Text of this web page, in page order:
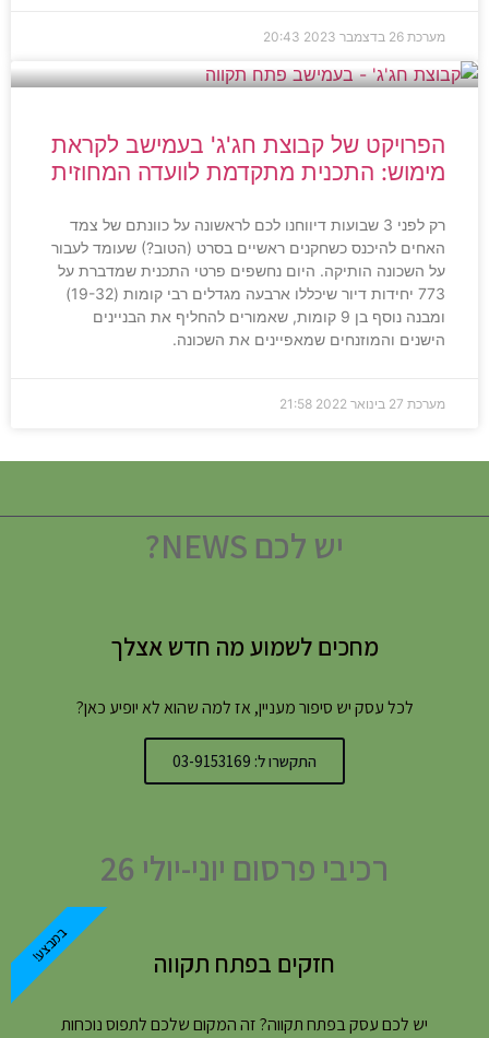
מערכת 26 בדצמבר 2023 20:43
הפרויקט של קבוצת חג'ג' בעמישב לקראת
מימוש: התכנית מתקדמת לוועדה המחוזית
רק לפני 3 שבועות דיווחנו לכם לראשונה על כוונתם של צמד
האחים להיכנס כשחקנים ראשיים בסרט (הטוב?) שעומד לעבור
על השכונה הותיקה. היום נחשפים פרטי התכנית שמדברת על
773 יחידות דיור שיכללו ארבעה מגדלים רבי קומות (19-32)
ומבנה נוסף בן 9 קומות, שאמורים להחליף את הבניינים
הישנים והמוזנחים שמאפיינים את השכונה.
מערכת 27 בינואר 2022 21:58
יש לכם NEWS?
מחכים לשמוע מה חדש אצלך
לכל עסק יש סיפור מעניין, אז למה שהוא לא יופיע כאן?
התקשרו ל: 03-9153169
רכיבי פרסום יוני-יולי 26
חזקים בפתח תקווה
יש לכם עסק בפתח תקווה? זה המקום שלכם לתפוס נוכחות
במבצע!